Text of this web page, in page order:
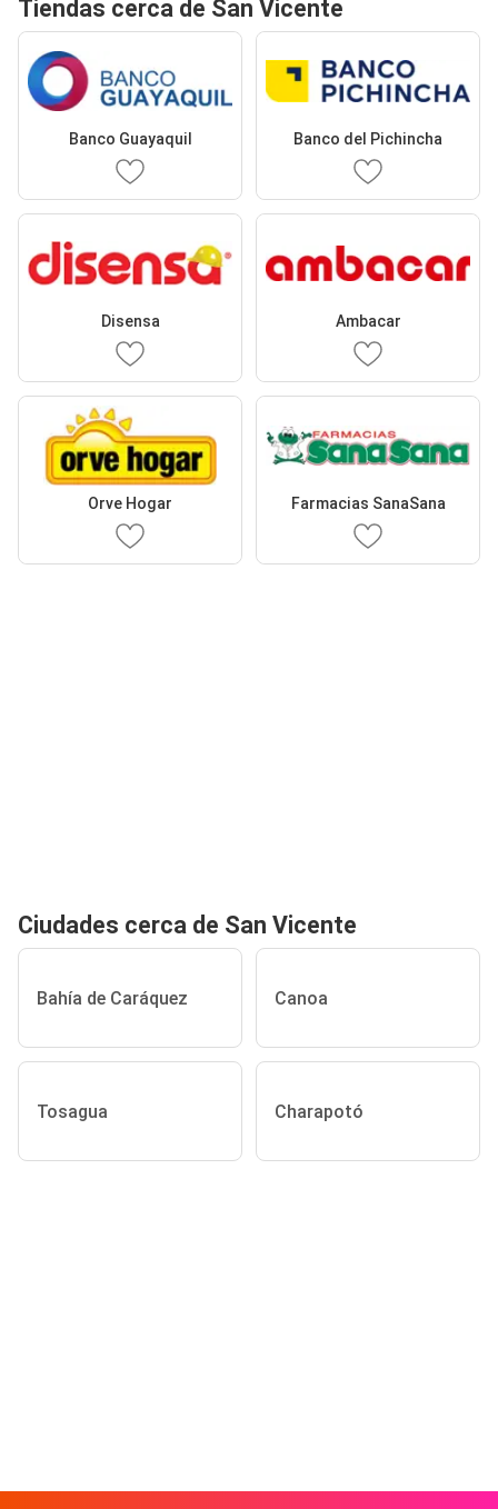
Tiendas cerca de San Vicente
Banco Guayaquil Banco del Pichincha
Disensa Ambacar
Orve Hogar Farmacias SanaSana
Ciudades cerca de San Vicente
Bahía de Caráquez Canoa
Tosagua Charapotó